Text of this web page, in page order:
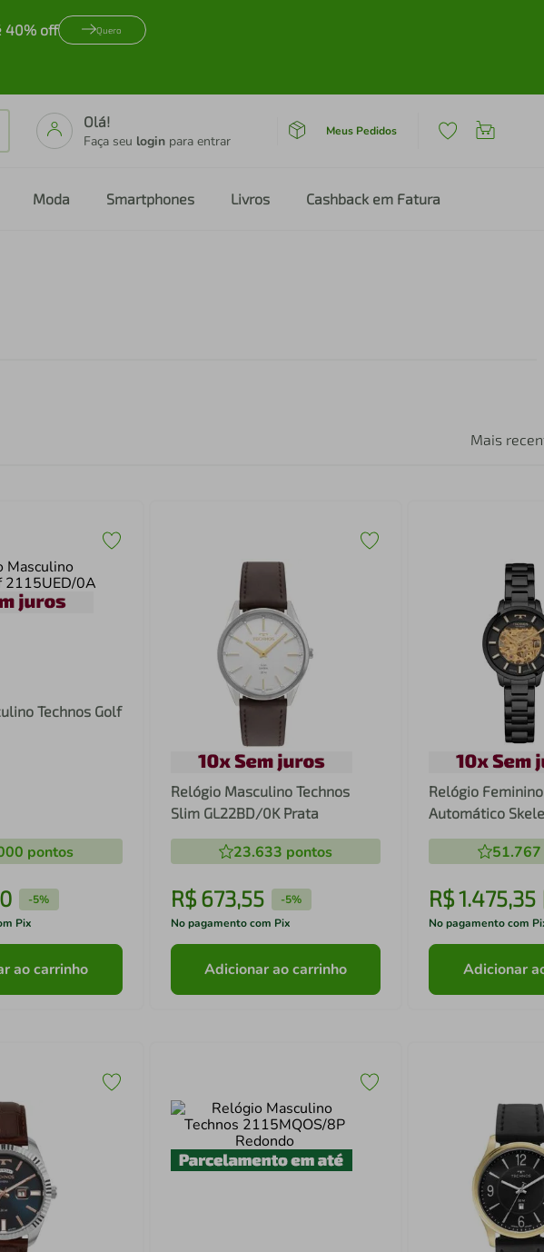
40% off Quero
Olá!
Faça seu login para entrar
Meus Pedidos
Moda Smartphones Livros Cashback em Fatura
Mais
Technos Golf
pontos
-5%
Pix
ao carrinho
Relógio Masculino Technos
Slim GL22BD/0K Prata
23.633 pontos
R$ 673,55 -5%
No pagamento com Pix
Adicionar ao carrinho
Relógio
Automático
8N24AU/1P
51.767
R$1.475,35
No pagamento com
Adicionar